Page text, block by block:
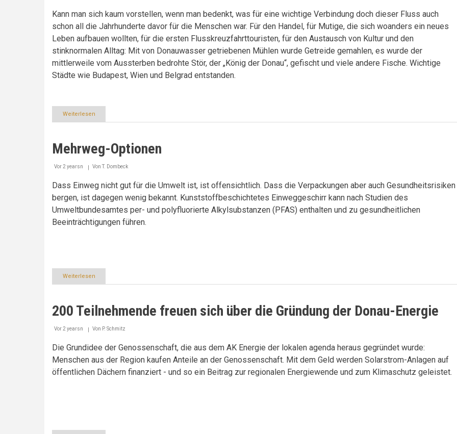
Kann man sich kaum vorstellen, wenn man bedenkt, was für eine wichtige Verbindung doch dieser Fluss auch
schon all die Jahrhunderte davor für die Menschen war. Für den Handel, für Mutige, die sich woanders ein neues
Leben aufbauen wollten, für die ersten Flusskreuzfahrttouristen, für den Austausch von Kultur und den
stinknormalen Alltag: Mit von Donauwasser getriebenen Mühlen wurde Getreide gemahlen, es wurde der
mittlerweile vom Aussterben bedrohte Stör, der „König der Donau“, gefischt und viele andere Fische. Wichtige
Städte wie Budapest, Wien und Belgrad entstanden.
Weiterlesen
Wenn’s
Verpackung
Europa
menschelt,
Europa
einfacher
Mehrweg-Optionen
Vor 2 yearsn VonT. Dombeck
Dass Einweg nicht gut für die Umwelt ist, ist offensichtlich. Dass die Verpackungen aber auch Gesundheitsrisiken
bergen, ist dagegen wenig bekannt. Kunststoffbeschichtetes Einweggeschirr kann nach Studien des
Umweltbundesamtes per- und polyfluorierte Alkylsubstanzen (PFAS) enthalten und zu gesundheitlichen
Beeinträchtigungen führen.
Weiterlesen
Mehrweg-
200 Teilnehmende freuen sich über die Gründung der Donau-Energie
Vor 2 yearsn Von P. Schmitz
Die Grundidee der Genossenschaft, die aus dem AK Energie der lokalen agenda heraus gegründet wurde:
Menschen aus der Region kaufen Anteile an der Genossenschaft. Mit dem Geld werden Solarstrom-Anlagen auf
öffentlichen Dächern finanziert - und so ein Beitrag zur regionalen Energiewende und zum Klimaschutz geleistet.